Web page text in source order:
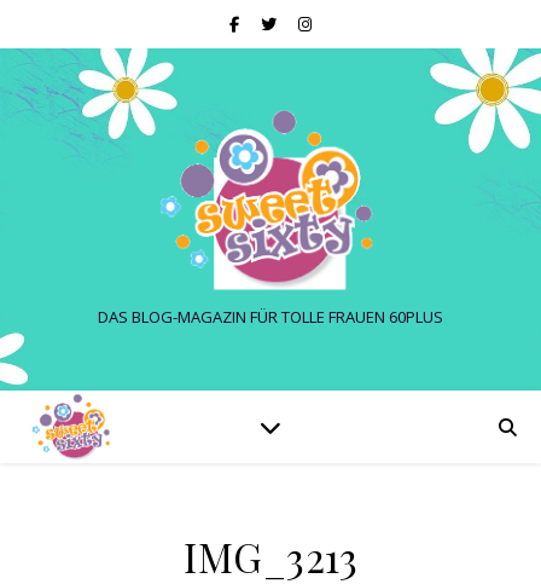
DAS BLOG-MAGAZIN FÜR TOLLE FRAUEN 60PLUS
IMG_3213